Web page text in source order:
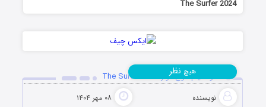
The Surfer 2024
دانلود فیلم موج‌سوار The Surfer 2024
نویسنده ۰۸ مهر ۱۴۰۴
هیچ نظر